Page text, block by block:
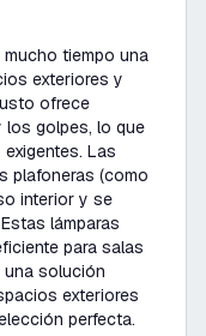
tiempo una
exteriores y
ofrece
los golpes, lo que
Las
plafoneras (como
interior y se
lámparas
para salas
una solución
exteriores
perfecta.